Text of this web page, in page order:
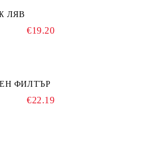
ЛЯВ
€19.20
ФИЛТЪР
€22.19